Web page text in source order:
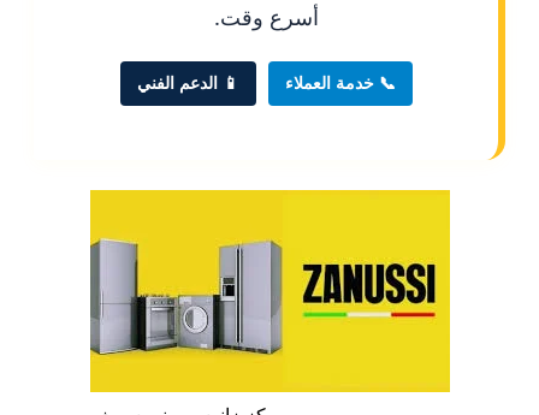
أسرع وقت.
📞 خدمة العملاء 📱 الدعم الفني